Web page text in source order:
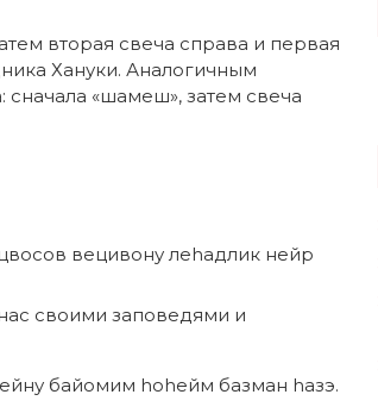
вторая свеча справа и первая
Хануки. Аналогичным
«шамеш», затем свеча
вецивону леhадлик нейр
своими заповедями и
байомим hohейм базман hазэ.